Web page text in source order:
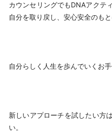
カウンセリングでもDNAアクテ
自分を取り戻し、安心安全のもと
自分らしく人生を歩んでいくお手
新しいアプローチを試したい方
い。